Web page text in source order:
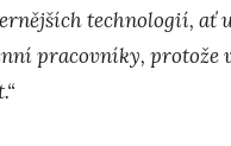
technologií, ať
pracovníky, protože